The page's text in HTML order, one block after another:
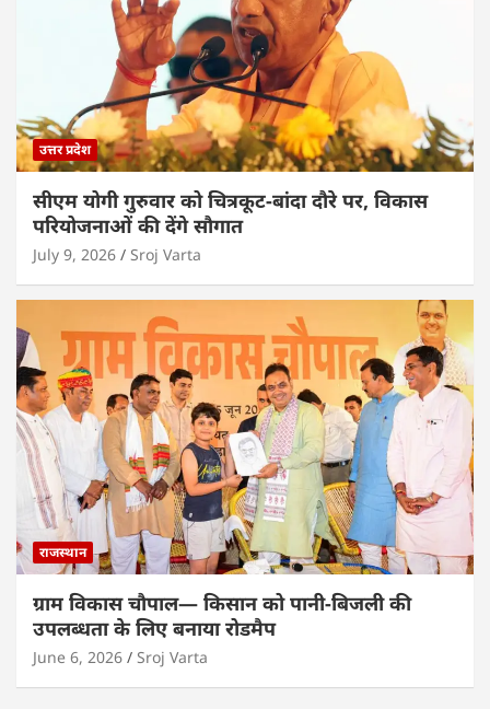
उत्तर प्रदेश
सीएम योगी गुरुवार को चित्रकूट-बांदा दौरे पर, विकास
परियोजनाओं की देंगे सौगात
July 9, 2026 Sroj Varta
राजस्थान
ग्राम विकास चौपाल— किसान को पानी-बिजली की
उपलब्धता के लिए बनाया रोडमैप
June 6, 2026 Sroj Varta